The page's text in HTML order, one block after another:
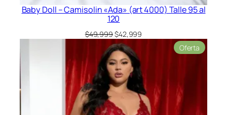
Baby Doll – Camisolin «Ada» (art 4000) Talle 95 al
120
$49,999El
precio
original
era:
$49,999.
$42,999
$42,999.
Oferta
en